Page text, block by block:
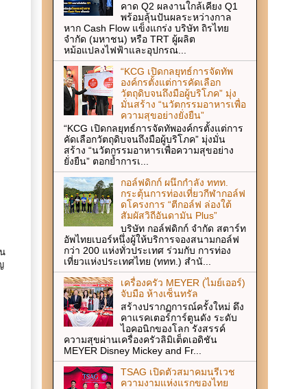
คาด Q2 ผลงานใกล้เคียง Q1
พร้อมลุ้นปันผลระหว่างกาล
หาก Cash Flow แข็งแกร่ง บริษัท ถิรไทย
จำกัด (มหาชน) หรือ TRT ผู้ผลิต
หม้อแปลงไฟฟ้าและอุปกรณ...
“KCG เปิดกลยุทธ์การจัดทัพ
องค์กรตั้งแต่การคัดเลือก
วัตถุดิบจนถึงมือผู้บริโภค” มุ่ง
มั่นสร้าง “นวัตกรรมอาหารเพื่อ
ความสุขอย่างยั่งยืน”
“KCG เปิดกลยุทธ์การจัดทัพองค์กรตั้งแต่การ
คัดเลือกวัตถุดิบจนถึงมือผู้บริโภค” มุ่งมั่น
สร้าง “นวัตกรรมอาหารเพื่อความสุขอย่าง
ยั่งยืน” ตอกย้ำการเ...
กอล์ฟดิกก์ ผนึกกำลัง ททท.
กระตุ้นการท่องเที่ยวกีฬากอล์ฟ
ดโครงการ “ตีกอล์ฟ ล่องใต้
สัมผัสวิถีอันดามัน Plus”
บริษัท กอล์ฟดิกก์ จำกัด สตาร์ท
อัพไทยเบอร์หนึ่งผู้ให้บริการจองสนามกอล์ฟ
กว่า 200 แห่งทั่วประเทศ ร่วมกับ การท่อง
เที่ยวแห่งประเทศไทย (ททท.) สำนั...
เครื่องครัว MEYER (ไมย์เออร์)
จับมือ ห้างเซ็นทรัล
สร้างปรากฏการณ์ครั้งใหม่ ดึง
คาแรคเตอร์การ์ตูนดัง ระดับ
ไอคอนิกของโลก รังสรรค์
ความสุขผ่านเครื่องครัวลิมิเต็ดเอดิชัน
MEYER Disney Mickey and Fr...
TSAG เปิดตัวสมาคมนรีเวช
ความงามแห่งแรกของไทย